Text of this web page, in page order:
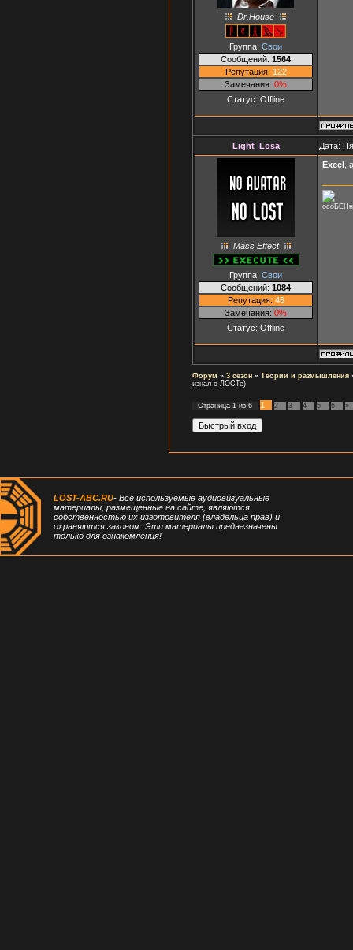
Dr.House
Группа: Свои
Сообщений: 1564
Репутация: 122
Замечания: 0%
Статус: Offline
Light_Losa Дата:
Mass Effect
Группа: Свои
Сообщений: 1084
Репутация: 46
Замечания: 0%
Статус: Offline
Excel ,
Форум » 3 сезон » Теории и размышления
изнал о ЛОСТе)
Страница 1 из 6 1 2 3 4 5 6 »
LOST-ABC.RU- Все используемые аудиовизуальные
материалы, размещенные на сайте, являются
собственностью их изготовителя (владельца прав) и
охраняются законом. Эти материалы предназначены
только для ознакомления!